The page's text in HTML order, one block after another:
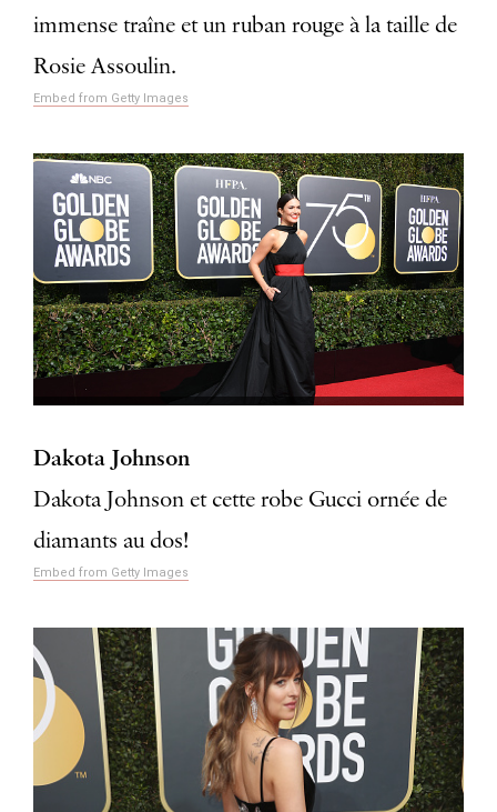
immense traîne et un ruban rouge à la taille de
Rosie Assoulin.
Embed from Getty Images
Dakota Johnson
Dakota Johnson et cette robe Gucci ornée de
diamants au dos!
Embed from Getty Images